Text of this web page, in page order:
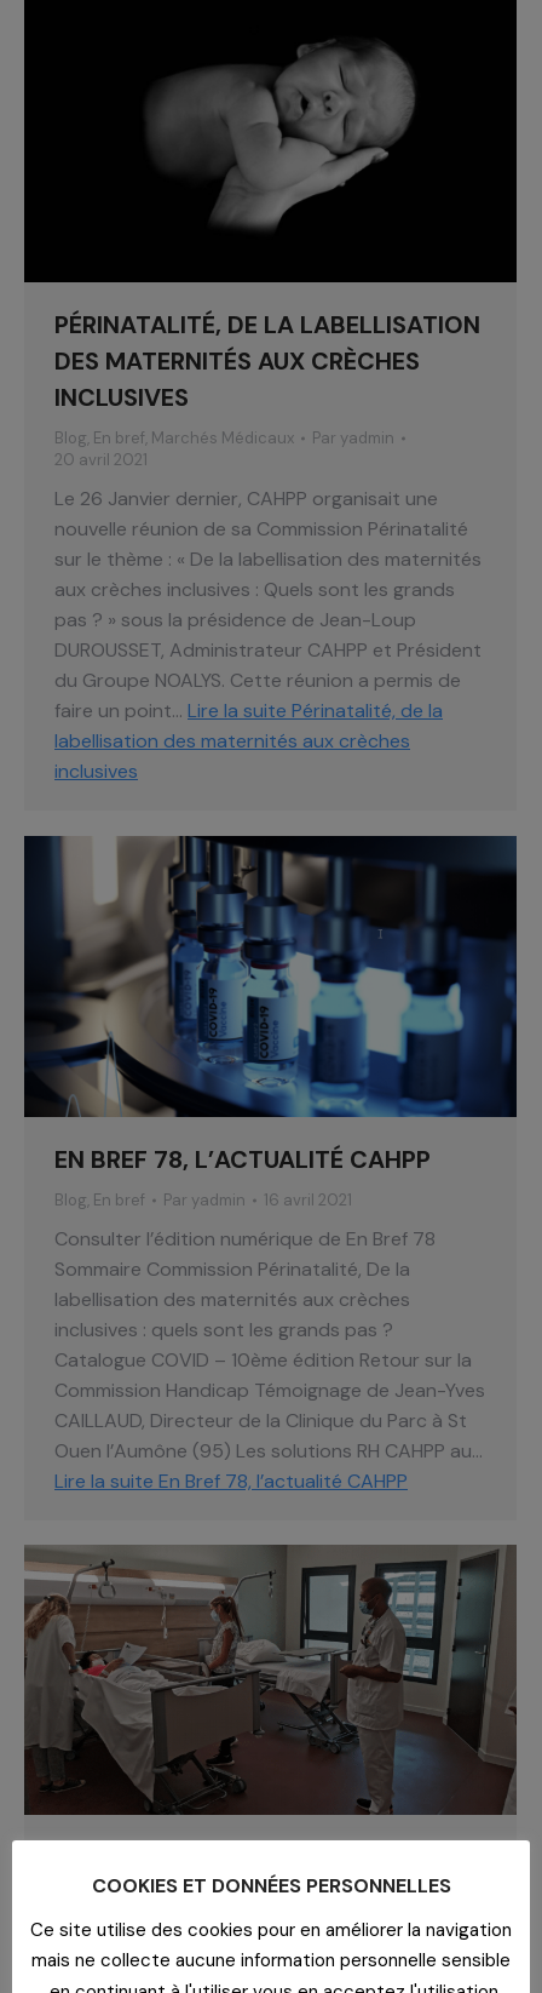
PÉRINATALITÉ, DE LA LABELLISATION
DES MATERNITÉS AUX CRÈCHES
INCLUSIVES
Blog, En bref, Marchés Médicaux Par yadmin
20 avril 2021
Le 26 Janvier dernier, CAHPP organisait une
nouvelle réunion de sa Commission Périnatalité
sur le thème : « De la labellisation des maternités
aux crèches inclusives : Quels sont les grands
pas ? » sous la présidence de Jean-Loup
DUROUSSET, Administrateur CAHPP et Président
du Groupe NOALYS. Cette réunion a permis de
faire un point… Lire la suite Périnatalité, de la
labellisation des maternités aux crèches
inclusives
EN BREF 78, L’ACTUALITÉ CAHPP
Blog, En bref Par yadmin 16 avril 2021
Consulter l’édition numérique de En Bref 78
Sommaire Commission Périnatalité, De la
labellisation des maternités aux crèches
inclusives : quels sont les grands pas ?
Catalogue COVID – 10ème édition Retour sur la
Commission Handicap Témoignage de Jean-Yves
CAILLAUD, Directeur de la Clinique du Parc à St
Ouen l’Aumône (95) Les solutions RH CAHPP au…
Lire la suite En Bref 78, l’actualité CAHPP
DÉFI PARTAGÉ !
Blog, La parole aux adhérents Par yadmin 15 avril 2021
La Clinique de Soins de Suite et de Réadaptation
COOKIES ET DONNÉES PERSONNELLES
Ce site utilise des cookies pour en améliorer la navigation
mais ne collecte aucune information personnelle sensible